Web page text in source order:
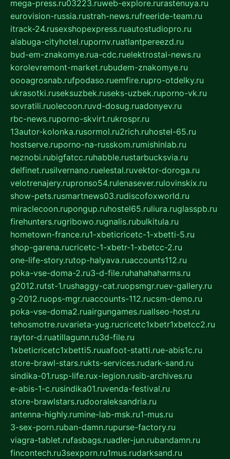
mega-press.ru03223.ruweb-explore.rurastenuya.ru
eurovision-russia.rustrah-news.rufreeride-team.ru
itrack-24.rusexshopexpress.ruautostudiopro.ru
alabuga-cityhotel.rupornv.ruatlantpereezd.ru
bud-em-znakomye.rua-cdc.ruelektrostal-news.ru
korolevremont-market.rubudem-znakomye.ru
oooagrosnab.rufpodaso.ruemfire.rupro-otdelky.ru
ukrasotki.ruseksuzbek.ruseks-uzbek.ruporno-vk.ru
sovratili.ruolecoon.ruvd-dosug.ruadonyev.ru
rbc-news.ruporno-skvirt.rukrospr.ru
13autor-kolonka.rusormol.ru2rich.ruhostel-65.ru
hostserve.ruporno-na-russkom.rumishinlab.ru
neznobi.rubigfatcc.ruhabble.rustarbucksvia.ru
delfinet.rusilvernano.ruelestal.ruvektor-doroga.ru
velotrenajery.rupronso54.rulenasever.rulovinskix.ru
show-pets.rusmartnews03.rudiscofoxworld.ru
miraclecoon.rupongup.ruhostel65.ruliura.ruglasspb.ru
firehunters.rugribowo.rugnalis.rubulkitula.ru
hometown-france.ru1-xbeticricetc-1-xbetti-5.ru
shop-garena.rucricetc-1-xbetr-1-xbetcc-2.ru
one-life-story.rutop-halyava.ruaccounts112.ru
poka-vse-doma-2.ru3-d-file.ruhahahaharms.ru
g2012.rutst-1.rushaggy-cat.ruopsmgr.ruev-gallery.ru
g-2012.ruops-mgr.ruaccounts-112.rucsm-demo.ru
poka-vse-doma2.ruairgungames.ruallseo-host.ru
tehosmotre.ruvarieta-yug.rucricetc1xbetr1xbetcc2.ru
raytor-d.ruatillagunn.ru3d-file.ru
1xbeticricetc1xbetti5.ruuafoot-statti.rue-abis1c.ru
store-brawl-stars.rukts-services.rudark-sand.ru
sindika-01.rusp-life.rux-legion.rusib-archives.ru
e-abis-1-c.rusindika01.ruvenda-festival.ru
store-brawlstars.rudooraleksandria.ru
antenna-highly.rumine-lab-msk.ru1-mus.ru
3-sex-porn.ruban-damn.rupurse-factory.ru
viagra-tablet.rufasbags.ruadler-jun.rubandamn.ru
fincontech.ru3sexporn.ru1mus.rudarksand.ru